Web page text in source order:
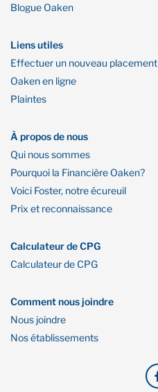
Blogue Oaken
Liens utiles
Effectuer un nouveau placement
Oaken en ligne
Plaintes
À propos de nous
Qui nous sommes
Pourquoi la Financière Oaken?
Voici Foster, notre écureuil
Prix et reconnaissance
Calculateur de CPG
Calculateur de CPG
Comment nous joindre
Nous joindre
Nos établissements